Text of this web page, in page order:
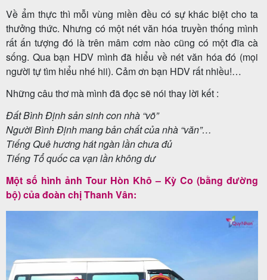
Về
Quy
Nhơn
Tourist
Cảm
nhận
khách
Về ẩm thực thì mỗi vùng miền đều có sự khác biệt cho ta
thưởng thức. Nhưng có một nét văn hóa truyền thống mình
rất ấn tượng đó là trên mâm cơm nào cũng có một đĩa cà
sống. Qua bạn HDV mình đã hiểu về nét văn hóa đó (mọi
người tự tìm hiểu nhé hii). Cảm ơn bạn HDV rất nhiều!…
Những câu thơ mà mình đã đọc sẽ nói thay lời kết :
Đất Bình Định sản sinh con nhà “võ”
Người Bình Định mang bản chất của nhà “văn”…
Tiếng Quê hương hát ngàn lần chưa đủ
Tiếng Tổ quốc ca vạn lần không dư
Một số hình ảnh Tour Hòn Khô – Kỳ Co (bằng đường
bộ) của đoàn chị Thanh Vân: